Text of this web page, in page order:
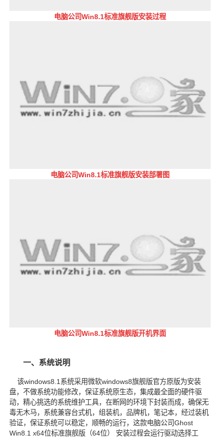
电脑公司Win8.1标准旗舰版安装过程
电脑公司Win8.1标准旗舰版安装部署图
电脑公司Win8.1标准旗舰版开机界面
一、系统说明
该windows8.1系统采用微软windows8旗舰版官方原版为安装
盘，不做系统功能修改，保证系统原生态，集成最全面的硬件驱
动，精心挑选的系统维护工具，在断网的环境下封装而成，确保无
毒无木马，系统兼容台式机，组装机，品牌机，笔记本，经过装机
验证，保证系统可以稳定，顺畅的运行，这款电脑公司Ghost
Win8.1 x64位标准旗舰版（64位） 安装过程会运行驱动选择工